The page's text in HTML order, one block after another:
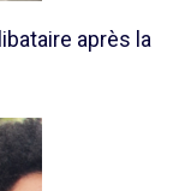
après la